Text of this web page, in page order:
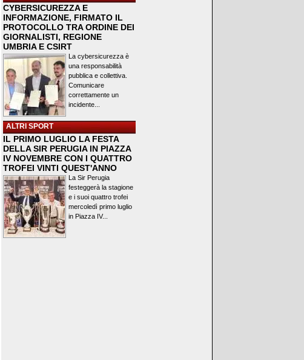
CYBERSICUREZZA E
INFORMAZIONE, FIRMATO IL
PROTOCOLLO TRA ORDINE DEI
GIORNALISTI, REGIONE
UMBRIA E CSIRT
La cybersicurezza è
una responsabilità
pubblica e collettiva.
Comunicare
correttamente un
incidente...
ALTRI SPORT
IL PRIMO LUGLIO LA FESTA
DELLA SIR PERUGIA IN PIAZZA
IV NOVEMBRE CON I QUATTRO
TROFEI VINTI QUEST'ANNO
La Sir Perugia
festeggerà la stagione
e i suoi quattro trofei
mercoledì primo luglio
in Piazza IV...